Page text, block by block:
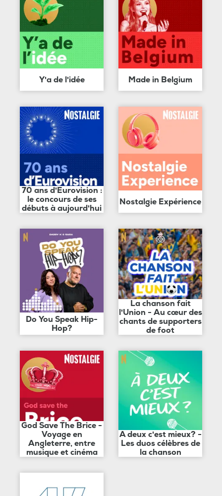
Y'a de l'idée Made in Belgium
70 ans d'Eurovision :
le concours de ses
débuts à aujourd'hui
Nostalgie Expérience
Do You Speak Hip-
Hop?
La chanson fait
l'Union - Au cœur des
chants de supporters
de foot
God Save The Brice -
Voyage en
Angleterre, entre
musique et cinéma
A deux c'est mieux? -
Les duos célèbres de
la chanson